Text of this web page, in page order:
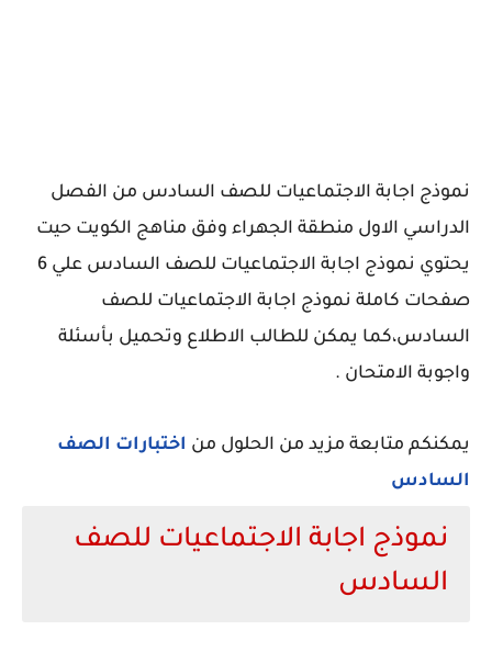
نموذج اجابة الاجتماعيات للصف السادس من الفصل
الدراسي الاول منطقة الجهراء وفق مناهج الكويت حيت
يحتوي نموذج اجابة الاجتماعيات للصف السادس علي 6
صفحات كاملة نموذج اجابة الاجتماعيات للصف
السادس،كما يمكن للطالب الاطلاع وتحميل بأسئلة
واجوبة الامتحان .
يمكنكم متابعة مزيد من الحلول من اختبارات الصف
السادس
نموذج اجابة الاجتماعيات للصف
السادس